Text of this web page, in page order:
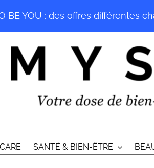
SANTÉ & BIEN-ÊTRE
BE YOU : des offres différentes